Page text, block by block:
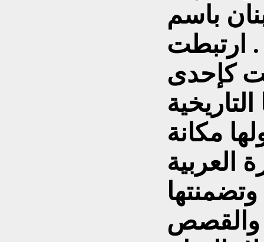
باسم
. ارتبطت
كإحدى
مكانة
العربية
والقصص